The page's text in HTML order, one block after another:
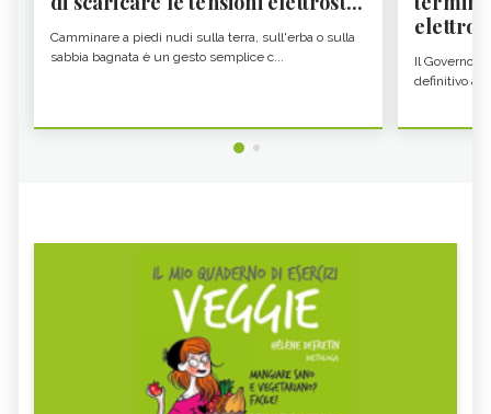
Camminare a piedi nudi sulla terra, sull'erba o sulla
sabbia bagnata è un gesto semplice c...
Il Governo
definitivo